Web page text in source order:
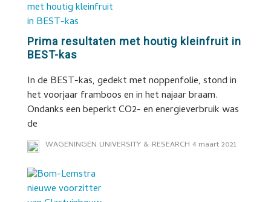
Prima resultaten met houtig kleinfruit in
BEST-kas
In de BEST-kas, gedekt met noppenfolie, stond in
het voorjaar framboos en in het najaar braam.
Ondanks een beperkt CO2- en energieverbruik was
de
WAGENINGEN UNIVERSITY & RESEARCH 4 maart 2021